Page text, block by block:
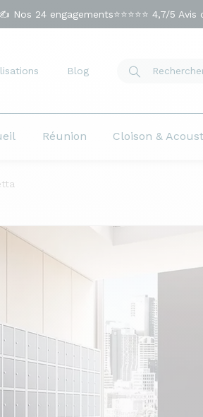
Nos 24 engagements⭐⭐⭐⭐⭐ 4,7/5
Blog
Réunion Cloison &